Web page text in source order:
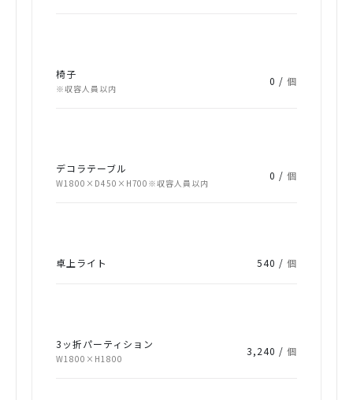
椅子
※収容人員以内
0 /個
デコラテーブル
W1800×D450×H700※収容人員以内
0 /個
卓上ライト 540 /個
3ッ折パーティション
W1800×H1800
3,240 /個